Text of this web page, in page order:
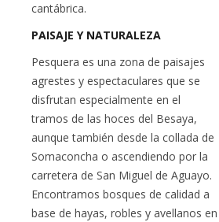
cantábrica.
PAISAJE Y NATURALEZA
Pesquera es una zona de paisajes
agrestes y espectaculares que se
disfrutan especialmente en el
tramos de las hoces del Besaya,
aunque también desde la collada de
Somaconcha o ascendiendo por la
carretera de San Miguel de Aguayo.
Encontramos bosques de calidad a
base de hayas, robles y avellanos en